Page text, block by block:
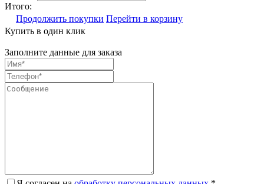
Итого:
Продолжить покупки Перейти в корзину
Купить в один клик
Заполните данные для заказа